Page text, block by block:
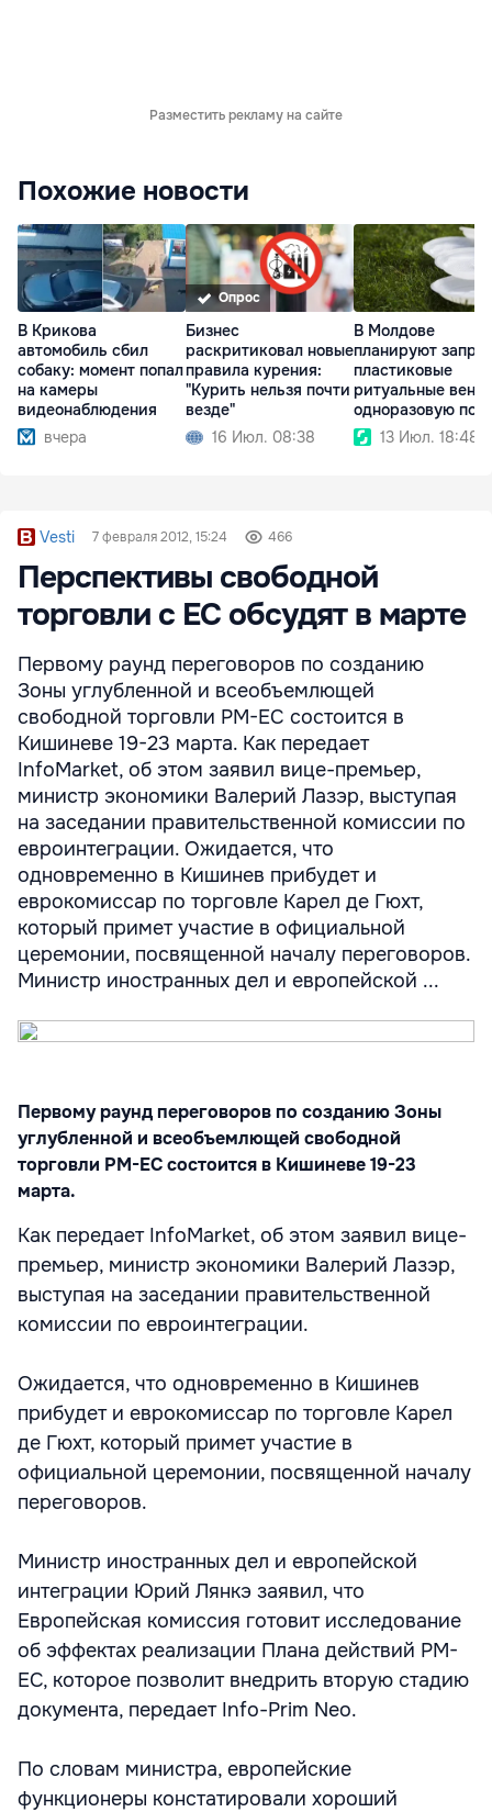
Разместить рекламу на сайте
Похожие новости
В Крикова
автомобиль сбил
собаку: момент попал
на камеры
видеонаблюдения
вчера
Опрос
Бизнес
раскритиковал новые
правила курения:
"Курить нельзя почти
везде"
16 Июл. 08:38
В Молдове
планируют
пластиковые
ритуальные
одноразовую
13 Июл. 18:48
Vesti 7 февраля 2012, 15:24 466
Перспективы свободной
торговли с ЕС обсудят в марте
Первому раунд переговоров по созданию
Зоны углубленной и всеобъемлющей
свободной торговли РМ-ЕС состоится в
Кишиневе 19-23 марта. Как передает
InfoMarket, об этом заявил вице-премьер,
министр экономики Валерий Лазэр, выступая
на заседании правительственной комиссии по
евроинтеграции. Ожидается, что
одновременно в Кишинев прибудет и
еврокомиссар по торговле Карел де Гюхт,
который примет участие в официальной
церемонии, посвященной началу переговоров.
Министр иностранных дел и европейской ...
Первому раунд переговоров по созданию Зоны
углубленной и всеобъемлющей свободной
торговли РМ-ЕС состоится в Кишиневе 19-23
марта.
Как передает InfoMarket, об этом заявил вице-
премьер, министр экономики Валерий Лазэр,
выступая на заседании правительственной
комиссии по евроинтеграции.
Ожидается, что одновременно в Кишинев
прибудет и еврокомиссар по торговле Карел
де Гюхт, который примет участие в
официальной церемонии, посвященной началу
переговоров.
Министр иностранных дел и европейской
интеграции Юрий Лянкэ заявил, что
Европейская комиссия готовит исследование
об эффектах реализации Плана действий РМ-
ЕС, которое позволит внедрить вторую стадию
документа, передает Info-Prim Neo.
По словам министра, европейские
функционеры констатировали хороший